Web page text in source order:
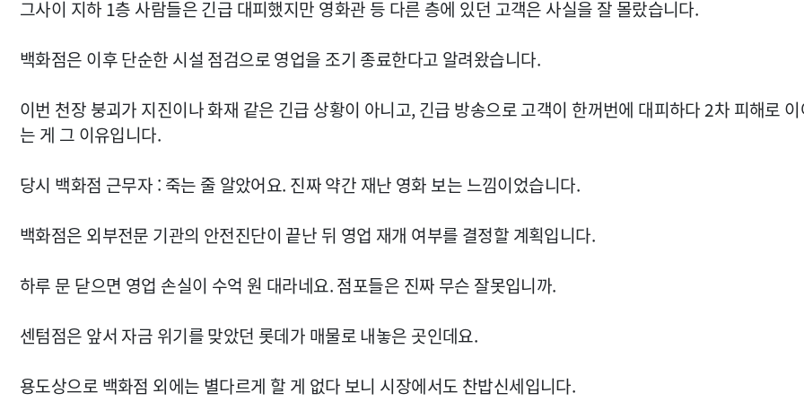
그사이 지하 1층 사람들은 긴급 대피했지만 영화관 등 다른 층에 있던 고객은 사실을 잘 몰랐습니다.
백화점은 이후 단순한 시설 점검으로 영업을 조기 종료한다고 알려왔습니다.
이번 천장 붕괴가 지진이나 화재 같은 긴급 상황이 아니고, 긴급 방송으로 고객이 한꺼번에 대피하다 2차 피해로
는 게 그 이유입니다.
당시 백화점 근무자 : 죽는 줄 알았어요. 진짜 약간 재난 영화 보는 느낌이었습니다.
백화점은 외부전문 기관의 안전진단이 끝난 뒤 영업 재개 여부를 결정할 계획입니다.
하루 문 닫으면 영업 손실이 수억 원 대라네요. 점포들은 진짜 무슨 잘못입니까.
센텀점은 앞서 자금 위기를 맞았던 롯데가 매물로 내놓은 곳인데요.
용도상으로 백화점 외에는 별다르게 할 게 없다 보니 시장에서도 찬밥신세입니다.